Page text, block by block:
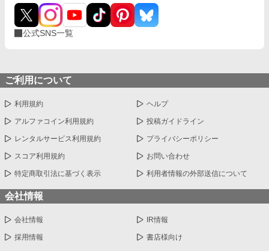
公式SNS一覧
ご利用について
利用規約 ヘルプ
アルファコイン利用規約 投稿ガイドライン
レンタルサービス利用規約 プライバシーポリシー
スコア利用規約 お問い合わせ
特定商取引法に基づく表示 利用者情報の外部送信について
会社情報
会社情報 IR情報
採用情報 書店様向け